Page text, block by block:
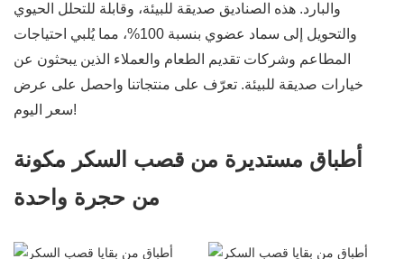
والبارد. هذه الصناديق صديقة للبيئة، وقابلة للتحلل الحيوي
والتحويل إلى سماد عضوي بنسبة 100%، مما يُلبي احتياجات
المطاعم وشركات تقديم الطعام والعملاء الذين يبحثون عن
خيارات صديقة للبيئة. تعرّف على منتجاتنا واحصل على عرض
سعر اليوم!
أطباق مستديرة من قصب السكر مكونة
من حجرة واحدة